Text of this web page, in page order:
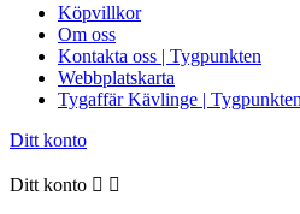
Köpvillkor
Om oss
Kontakta oss | Tygpunkten
Webbplatskarta
Tygaffär Kävlinge | Tygpunkten
Ditt konto
Ditt konto  